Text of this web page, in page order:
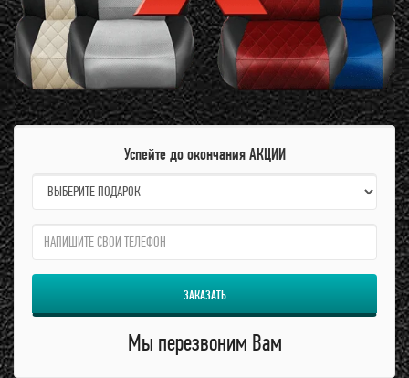
Успейте до окончания АКЦИИ
name:
qzw:
ЗАКАЗАТЬ
Мы перезвоним Вам